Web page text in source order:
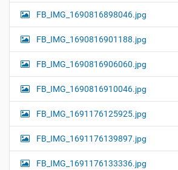
FB_IMG_1690816898046.jpg
FB_IMG_1690816901188.jpg
FB_IMG_1690816906060.jpg
FB_IMG_1690816910046.jpg
FB_IMG_1691176125925.jpg
FB_IMG_1691176139897.jpg
FB_IMG_1691176133336.jpg